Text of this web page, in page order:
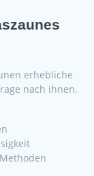
erhebliche
nach ihnen.